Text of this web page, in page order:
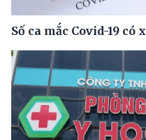
Số ca mắc Covid-19 có